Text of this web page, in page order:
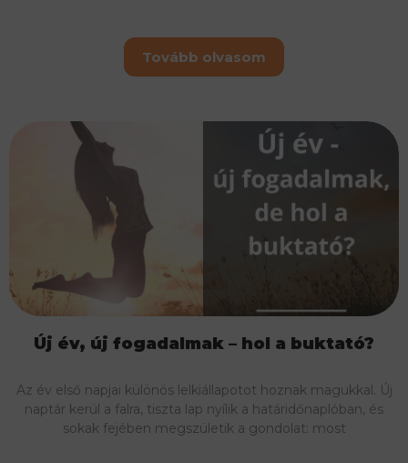
Tovább olvasom
Új év, új fogadalmak – hol a buktató?
Az év első napjai különös lelkiállapotot hoznak magukkal. Új
naptár kerül a falra, tiszta lap nyílik a határidőnaplóban, és
sokak fejében megszületik a gondolat: most